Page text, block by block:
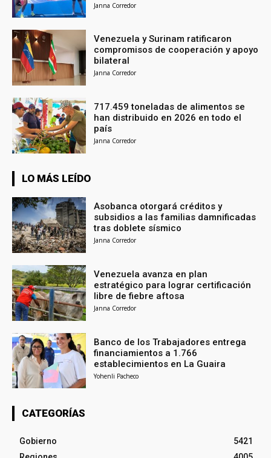
Janna Corredor
Venezuela y Surinam ratificaron
compromisos de cooperación y apoyo
bilateral
Janna Corredor
717.459 toneladas de alimentos se
han distribuido en 2026 en todo el
país
Janna Corredor
LO MÁS LEÍDO
Asobanca otorgará créditos y
subsidios a las familias damnificadas
tras doblete sísmico
Janna Corredor
Venezuela avanza en plan
estratégico para lograr certificación
libre de fiebre aftosa
Janna Corredor
Banco de los Trabajadores entrega
financiamientos a 1.766
establecimientos en La Guaira
Yohenli Pacheco
CATEGORÍAS
Gobierno
5421